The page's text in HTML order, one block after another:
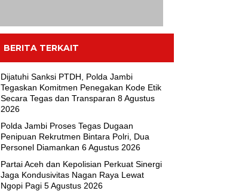
BERITA TERKAIT
Dijatuhi Sanksi PTDH, Polda Jambi
Tegaskan Komitmen Penegakan Kode Etik
Secara Tegas dan Transparan 8 Agustus
2026
Polda Jambi Proses Tegas Dugaan
Penipuan Rekrutmen Bintara Polri, Dua
Personel Diamankan 6 Agustus 2026
Partai Aceh dan Kepolisian Perkuat Sinergi
Jaga Kondusivitas Nagan Raya Lewat
Ngopi Pagi 5 Agustus 2026